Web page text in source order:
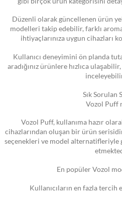
Düzenli olarak güncellenen ürün
modelleri takip edebilir, farklı
ihtiyaçlarınıza uygun cihazları
Kullanıcı deneyimini ön planda
aradığınız ürünlere hızlıca
Sık Sorulan
Vozol Puff
Vozol Puff, kullanıma hazır
cihazlarından oluşan bir ürün
seçenekleri ve model alternatifleriyle
En popüler Vozol
Kullanıcıların en fazla tercih